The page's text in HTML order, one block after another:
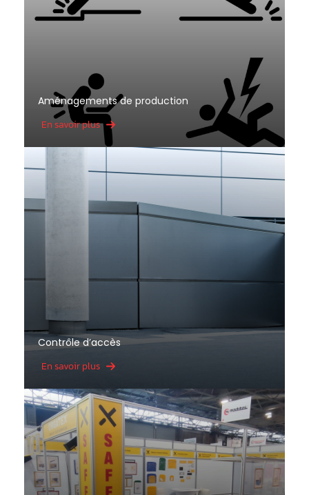
Aménagements de production
En savoir plus
Contrôle d’accès
En savoir plus